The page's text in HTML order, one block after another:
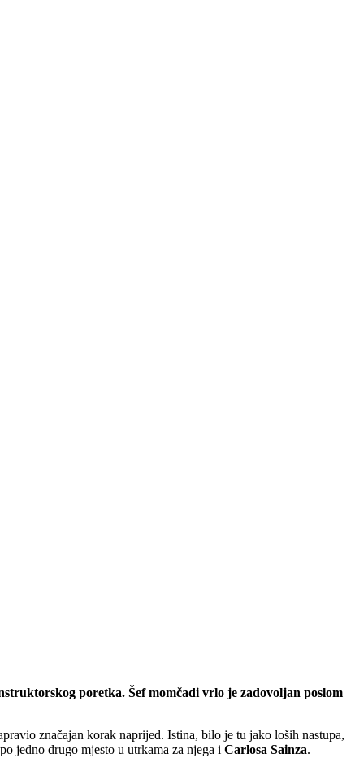
poretka. Šef momčadi vrlo je zadovoljan poslom
značajan korak naprijed. Istina, bilo je tu jako loših nastupa,
jedno drugo mjesto u utrkama za njega i Carlosa Sainza.